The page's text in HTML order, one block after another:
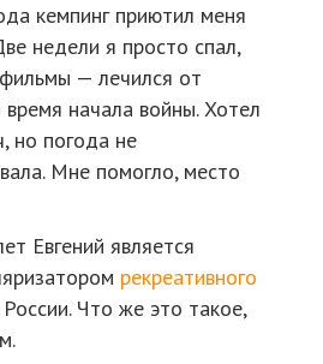
кемпинг приютил меня
недели я просто спал,
— лечился от
начала войны. Хотел
но погода не
Мне помогло, место
Евгений является
рекреативного
России. Что же это такое,